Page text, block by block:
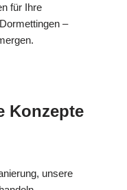
für Ihre
–
Konzepte
unsere